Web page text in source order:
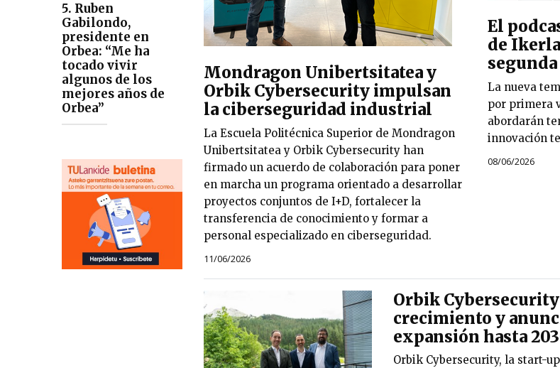
5. Ruben
Gabilondo,
presidente en
Orbea: “Me ha
tocado vivir
algunos de los
mejores años de
Orbea”
Mondragon Unibertsitatea y
Orbik Cybersecurity impulsan
la ciberseguridad industrial
La Escuela Politécnica Superior de Mondragon
Unibertsitatea y Orbik Cybersecurity han
firmado un acuerdo de colaboración para poner
en marcha un programa orientado a desarrollar
proyectos conjuntos de I+D, fortalecer la
transferencia de conocimiento y formar a
personal especializado en ciberseguridad.
11/06/2026
El
de
La nueva
por primera
abordarán
innovación
08/06/2026
Orbik
crecimiento y
expansión hasta
Orbik Cybersecurity, la start-